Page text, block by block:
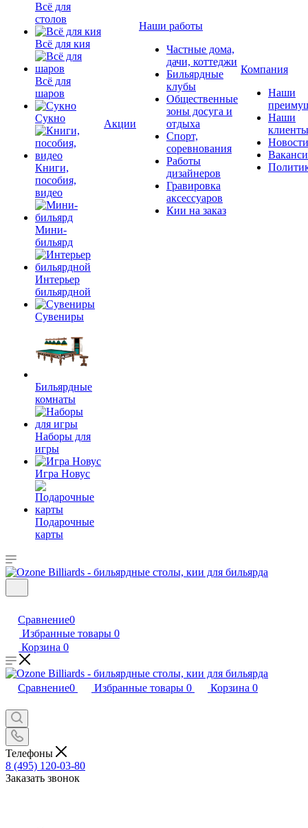
Всё для
столов
Всё для кия
Всё для
шаров
Сукно
Книги,
пособия,
видео
Мини-
бильярд
Интерьер
бильярдной
Сувениры
Бильярдные
комнаты
Наборы для
игры
Игра Новус
Подарочные
карты
Акции
Наши работы
Частные дома,
дачи, коттеджи
Бильярдные
клубы
Общественные
зоны досуга и
отдыха
Спорт,
соревнования
Работы
дизайнеров
Гравировка
аксессуаров
Кии на заказ
Компания
Наши
Наши
клиенты
Новости
Сравнение0
Избранные товары 0
Корзина 0
Сравнение0 Избранные товары 0 Корзина 0
Телефоны
8 (495) 120-03-80
Заказать звонок